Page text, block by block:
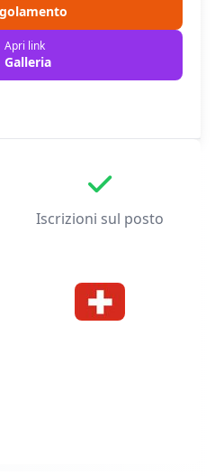
Apri link
Galleria
Iscrizioni sul posto